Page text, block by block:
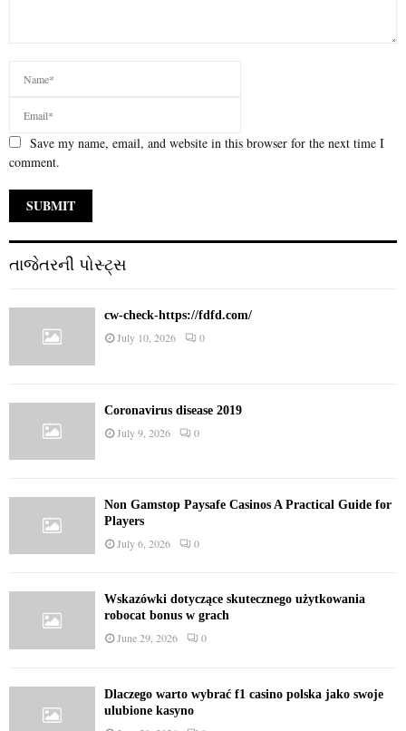
Save my name, email, and website in this browser for the next time I
comment.
તાજેતરની પોસ્ટ્સ
cw-check-https://fdfd.com/
July 10, 2026 0
Coronavirus disease 2019
July 9, 2026 0
Non Gamstop Paysafe Casinos A Practical Guide for
Players
July 6, 2026 0
Wskazówki dotyczące skutecznego użytkowania
robocat bonus w grach
June 29, 2026 0
Dlaczego warto wybrać f1 casino polska jako swoje
ulubione kasyno